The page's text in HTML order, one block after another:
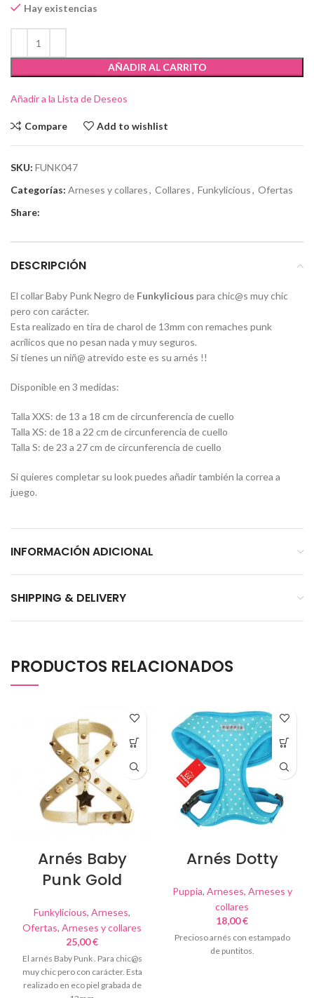
Hay existencias
AÑADIR AL CARRITO
Añadir a la Lista de Deseos
Compare Add to wishlist
SKU: FUNK047
Categorías: Arneses y collares, Collares, Funkylicious, Ofertas
Share:
DESCRIPCIÓN
El collar Baby Punk Negro de Funkylicious para chic@s muy chic
pero con carácter.
Esta realizado en tira de charol de 13mm con remaches punk
acrílicos que no pesan nada y muy seguros.
Si tienes un niñ@ atrevido este es su arnés !!
Disponible en 3 medidas:
Talla XXS: de 13 a 18 cm de circunferencia de cuello
Talla XS: de 18 a 22 cm de circunferencia de cuello
Talla S: de 23 a 27 cm de circunferencia de cuello
Si quieres completar su look puedes añadir también la correa a
juego.
INFORMACIÓN ADICIONAL
SHIPPING & DELIVERY
PRODUCTOS RELACIONADOS
Arnés Baby
Punk Gold
Funkylicious, Arneses,
Ofertas, Arneses y collares
25,00€
El arnés Baby Punk . Para chic@s
muy chic pero con carácter. Esta
realizado en eco piel grabada de
Arnés Dotty
Puppia, Arneses, Arneses y
collares
18,00€
Precioso arnés con estampado
de puntitos.